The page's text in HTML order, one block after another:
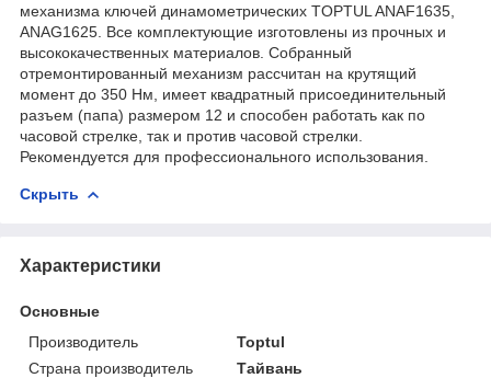
механизма ключей динамометрических TOPTUL ANAF1635,
ANAG1625. Все комплектующие изготовлены из прочных и
высококачественных материалов. Собранный
отремонтированный механизм рассчитан на крутящий
момент до 350 Нм, имеет квадратный присоединительный
разъем (папа) размером 12 и способен работать как по
часовой стрелке, так и против часовой стрелки.
Рекомендуется для профессионального использования.
Скрыть
Характеристики
Основные
Производитель
Toptul
Страна производитель
Тайвань